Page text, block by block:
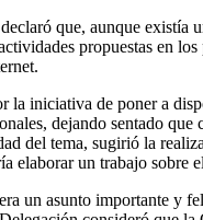
que, aunque existía
propuestas en
iniciativa de poner a
dejando sentado
del tema, sugirió la
elaborar un trabajo
un asunto importante y